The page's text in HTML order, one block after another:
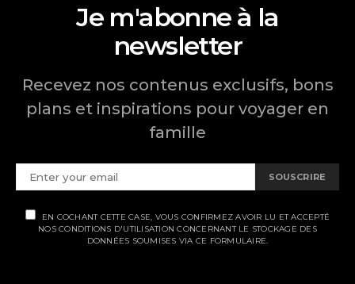
Je m'abonne à la
newsletter
Recevez nos contenus exclusifs, bons
plans et inspirations pour voyager en
famille
SOUSCRIRE
EN COCHANT CETTE CASE, VOUS CONFIRMEZ AVOIR LU ET ACCEPTÉ
NOS CONDITIONS D'UTILISATION CONCERNANT LE STOCKAGE DES
DONNÉES SOUMISES VIA CE FORMULAIRE.